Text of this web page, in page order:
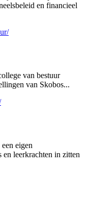
en financieel
van bestuur
van Skobos...
eigen
en leerkrachten in zitten